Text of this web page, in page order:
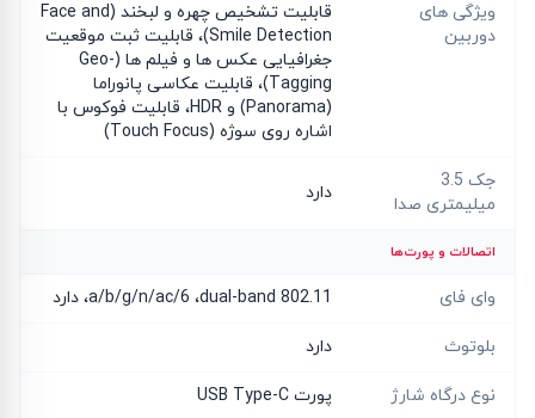
ویژگی های
دوربین
قابلیت تشخیص چهره و لبخند (Face and
Smile Detection)، قابلیت ثبت موقعیت
جغرافیایی عکس ها و فیلم ها (Geo-
Tagging)، قابلیت عکاسی پانوراما
(Panorama) و HDR، قابلیت فوکوس با
اشاره روی سوژه (Touch Focus)
جک 3.5
میلیمتری صدا
دارد
اتصالات و پورت‌ها
وای فای 802.11 a/b/g/n/ac/6 ،dual-band، دارد
بلوتوث دارد
نوع درگاه شارژ پورت USB Type-C